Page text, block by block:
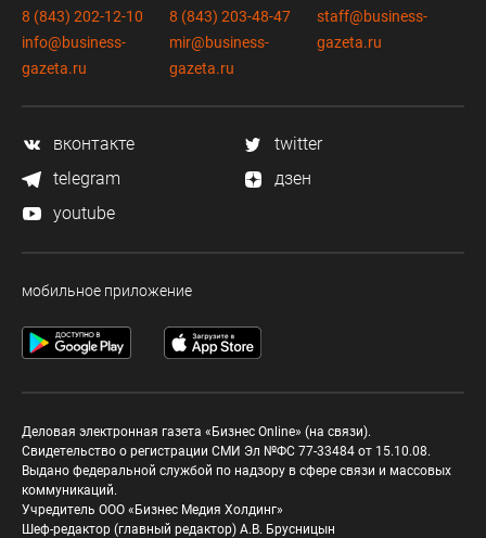
8 (843) 202-12-10
info@business-
gazeta.ru
8 (843) 203-48-47
mir@business-
gazeta.ru
staff@business-
gazeta.ru
вконтакте
twitter
telegram
дзен
youtube
мобильное приложение
Деловая электронная газета «Бизнес Online» (на связи).
Свидетельство о регистрации СМИ Эл №ФС 77-33484 от 15.10.08.
Выдано федеральной службой по надзору в сфере связи и массовых
коммуникаций.
Учредитель ООО «Бизнес Медия Холдинг»
Шеф-редактор (главный редактор) А.В. Брусницын